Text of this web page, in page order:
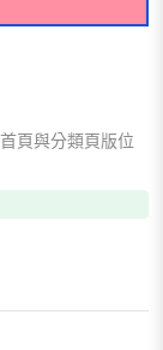
頁與分類頁版位